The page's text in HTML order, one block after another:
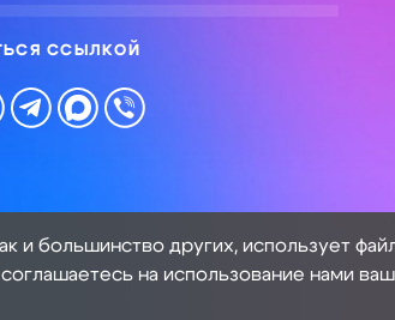
ССЫЛКОЙ
и большинство других, использует
на использование нами